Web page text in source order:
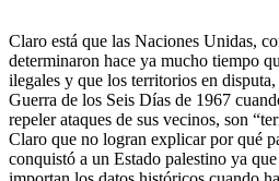
Claro está que las Naciones Unidas,
determinaron hace ya mucho tiempo
ilegales y que los territorios en
Guerra de los Seis Días de 1967
repeler ataques de sus vecinos, son
Claro que no logran explicar por qué
conquistó a un Estado palestino ya